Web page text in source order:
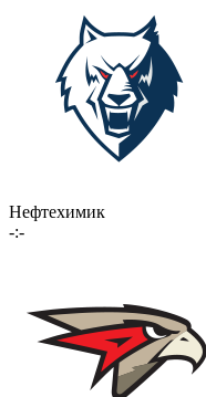
Нефтехимик
-:-